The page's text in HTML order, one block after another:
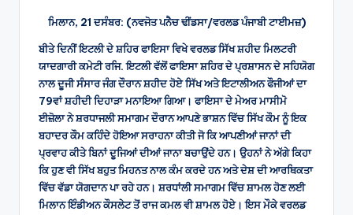
ਮਿਲਾਨ, 21 ਦਸੰਬਰ: (ਨਵਜੋਤ ਪਨੈਚ ਢੀਂਡਸਾ/ਵਰਲਡ ਪੰਜਾਬੀ ਟਾਈਮਜ਼)
ਬੀਤੇ ਦਿਨੀਂ ਇਟਲੀ ਦੇ ਸ਼ਹਿਰ ਫਾਇਸਾ ਵਿਖੇ ਵਰਲਡ ਸਿੱਖ ਸ਼ਹੀਦ ਮਿਲਟਰੀ
ਯਾਦਗਾਰੀ ਕਮੇਟੀ ਰਜਿ. ਇਟਲੀ ਵੱਲੋਂ ਫਾਇਸਾ ਸ਼ਹਿਰ ਦੇ ਪ੍ਰਸ਼ਾਸਨ ਦੇ ਸਹਿਯੋਗ
ਨਾਲ ਦੂਜੀ ਸੰਸਾਰ ਜੰਗ ਦੌਰਾਨ ਸ਼ਹੀਦ ਹੋਏ ਸਿੱਖ ਅਤੇ ਇਟਾਲੀਅਨ ਫੌਜੀਆਂ ਦਾ
79ਵਾਂ ਸ਼ਹੀਦੀ ਦਿਹਾੜਾ ਮਨਾਇਆ ਗਿਆ। ਫਾਇਸਾ ਦੇ ਮੇਅਰ ਮਾਸੀਮੋ
ਈਜ਼ੋਲਾ ਨੇ ਸ਼ਰਧਾਜਲੀ ਸਮਾਗਮ ਦੌਰਾਨ ਆਪਣੇ ਭਾਸ਼ਨ ਵਿੱਚ ਸਿੱਖ ਕੌਮ ਨੂੰ ਇਕ
ਬਹਾਦਰ ਕੌਮ ਕਹਿੰਦੇ ਹੋਇਆ ਸਰਾਹਨਾ ਕੀਤੀ ਜੋ ਕਿ ਆਪਣੀਆਂ ਜਾਨਾਂ ਦੀ
ਪ੍ਰਵਾਹ ਕੀਤੇ ਬਿਨਾਂ ਦੂਜਿਆਂ ਦੀਆਂ ਜਾਨਾ ਬਚਾਉਂਦੇ ਹਨ। ਉਹਨਾਂ ਨੇ ਅੱਗੇ ਕਿਹਾ
ਕਿ ਹੁਣ ਵੀ ਸਿੱਖ ਬਹੁਤ ਮਿਹਨਤ ਨਾਲ ਕੰਮ ਕਰਦੇ ਹਨ ਅਤੇ ਦੇਸ਼ ਦੀ ਆਰਥਿਕਤਾ
ਵਿੱਚ ਵੱਡਾ ਯੋਗਦਾਨ ਪਾ ਰਹੇ ਹਨ। ਸ਼ਰਧਾਂਲੀ ਸਮਾਗਮ ਵਿੱਚ ਸ਼ਾਮਲ ਹੋਣ ਲਈ
ਮਿਲਾਨ ਇੰਡੀਅਨ ਕੌਸਲੇਟ ਤੋਂ ਰਾਜ ਕਮਲ ਵੀ ਸ਼ਾਮਲ ਹੋਏ। ਇਸ ਮੌਕੇ ਵਰਲਡ